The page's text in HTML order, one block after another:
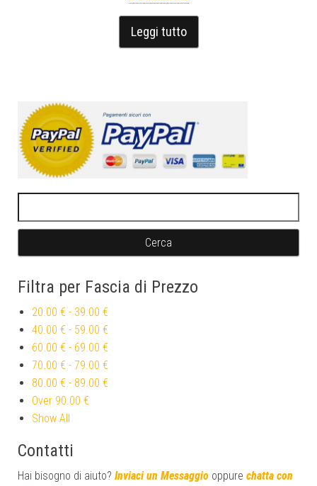
Leggi tutto
Filtra per Fascia di Prezzo
20.00 € - 39.00 €
40.00 € - 59.00 €
60.00 € - 69.00 €
70.00 € - 79.00 €
80.00 € - 89.00 €
Over 90.00 €
Show All
Contatti
Hai bisogno di aiuto? Inviaci un Messaggio oppure chatta con